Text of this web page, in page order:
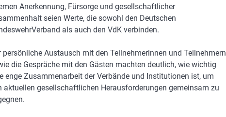
Anerkennung, Fürsorge und gesellschaftlicher
seien Werte, die sowohl den Deutschen
als auch den VdK verbinden.
persönliche Austausch mit den Teilnehmerinnen und Teilnehmern
die Gespräche mit den Gästen machten deutlich, wie wichtig
enge Zusammenarbeit der Verbände und Institutionen ist, um
aktuellen gesellschaftlichen Herausforderungen gemeinsam zu